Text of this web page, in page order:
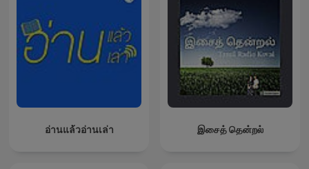
อ่านแล้วอ่านเล่า இசைத் தென்றல்